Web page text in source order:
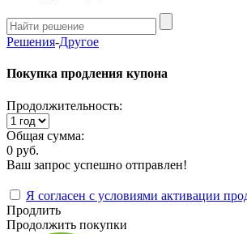
Решения-Другое
Покупка продления купона
Продолжительность:
Общая сумма:
0 руб.
Ваш запрос успешно отправлен!
Я согласен с условиями активации
Продлить
Продолжить покупки